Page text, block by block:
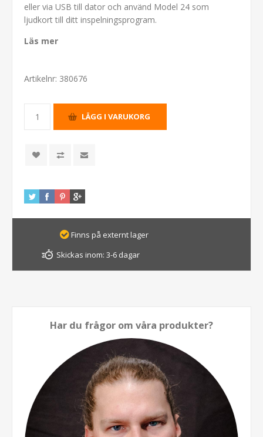
eller via USB till dator och använd Model 24 som
ljudkort till ditt inspelningsprogram.
Läs mer
Artikelnr: 380676
Finns på externt lager
Skickas inom: 3-6 dagar
Har du frågor om våra produkter?